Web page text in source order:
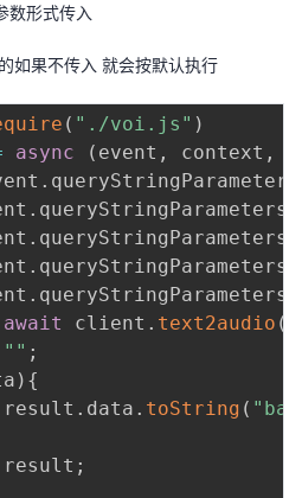
数形式传入
如果不传入 就会按默认执行
( "./voi.js" )
async ( event , context ,
. queryStringParameters
. queryStringParameters
. queryStringParameters
. queryStringParameters
. queryStringParameters
await client . text2audio (
"" ;
) {
result . data . toString (
result ;